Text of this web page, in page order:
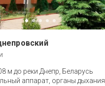
м до реки Днепр, Беларусь
аппарат, органы дыхания,